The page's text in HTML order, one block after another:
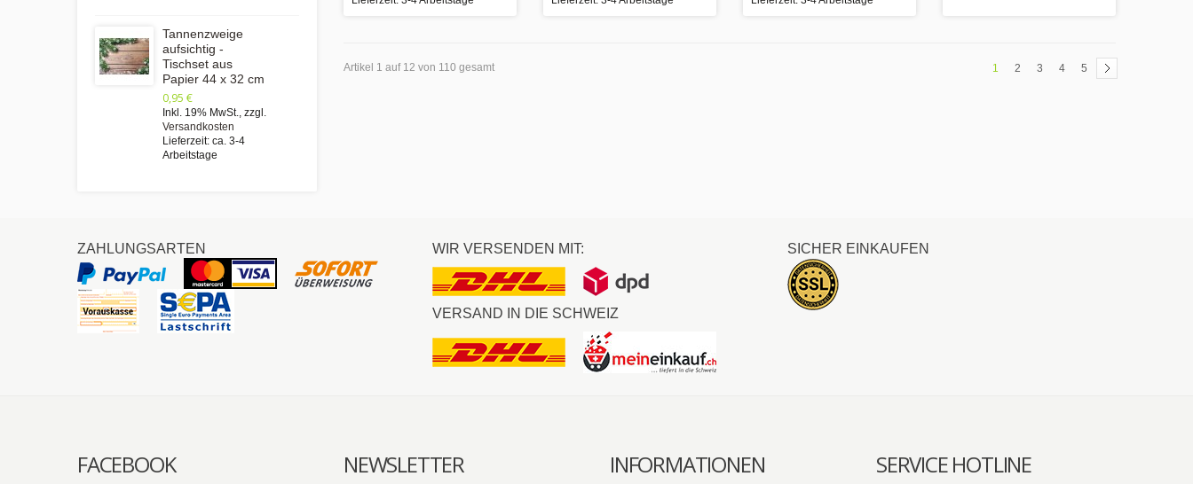
Artikel 1 auf 12 von 110 gesamt 1 2 3 4 5
Tannenzweige
aufsichtig -
Tischset aus
Papier 44 x 32 cm
0,95 €
Inkl. 19% MwSt., zzgl.
Versandkosten
Lieferzeit: ca. 3-4
Arbeitstage
ZAHLUNGSARTEN WIR VERSENDEN MIT:
VERSAND IN DIE SCHWEIZ
SICHER EINKAUFEN
FACEBOOK NEWSLETTER INFORMATIONEN SERVICE HOTLINE